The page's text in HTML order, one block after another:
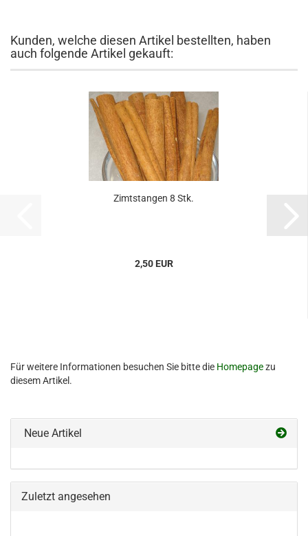
Kunden, welche diesen Artikel bestellten, haben
auch folgende Artikel gekauft:
Zimtstangen 8 Stk.
2,50 EUR
Für weitere Informationen besuchen Sie bitte die Homepagezu
diesem Artikel.
Neue Artikel
Zuletzt angesehen